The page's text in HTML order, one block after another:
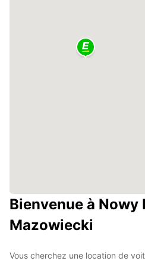
Bienvenue à Nowy
Mazowiecki
Vous cherchez une location de